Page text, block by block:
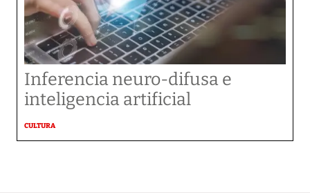
Inferencia neuro-difusa e
inteligencia artificial
CULTURA